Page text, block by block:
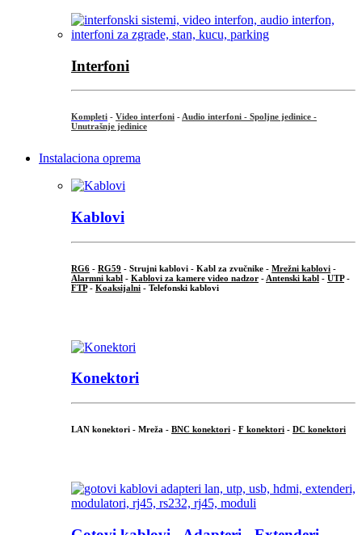
Interfoni
Kompleti - Video interfoni - Audio interfoni - Spoljne jedinice -
Unutrašnje jedinice
Instalaciona oprema
Kablovi
RG6 - RG59 - Strujni kablovi - Kabl za zvučnike - Mrežni kablovi -
Alarmni kabl - Kablovi za kamere video nadzor - Antenski kabl - UTP-
FTP- Koaksijalni - Telefonski kablovi
Konektori
LAN konektori - Mreža - BNC konektori - F konektori - DC konektori